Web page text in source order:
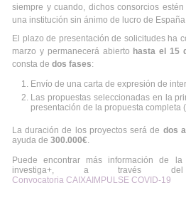
siempre y cuando, dichos consorcios
una institución sin ánimo de lucro de
El plazo de presentación de solicitudes ha
marzo y permanecerá abierto hasta el 15
consta de dos fases:
Envío de una carta de expresión de
Las propuestas seleccionadas en la
presentación de la propuesta completa (
La duración de los proyectos será de dos
ayuda de 300.000€.
Puede encontrar más información de
investiga+, a través del
Convocatoria CAIXAIMPULSE COVID-19